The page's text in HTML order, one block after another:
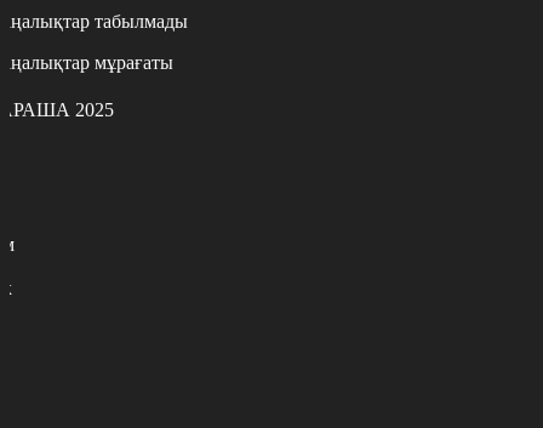
табылмады
мұрағаты
2025